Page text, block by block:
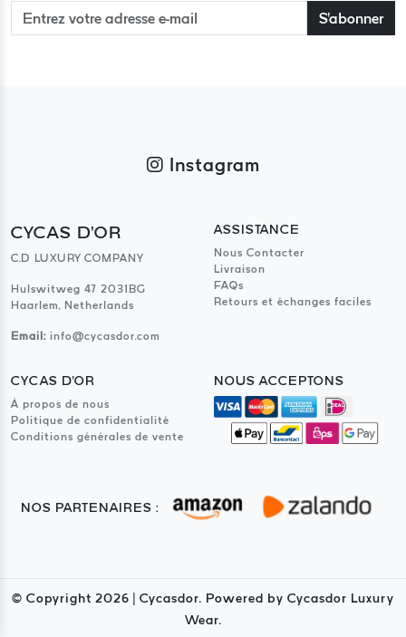
S'abonner
Instagram
CYCAS D'OR
C.D LUXURY COMPANY
Hulswitweg 47 2031BG
Haarlem, Netherlands
Email: info@cycasdor.com
ASSISTANCE
Nous Contacter
Livraison
FAQs
Retours et échanges faciles
CYCAS D'OR
À propos de nous
Politique de confidentialité
Conditions générales de vente
NOUS ACCEPTONS
NOS PARTENAIRES :
© Copyright 2026 | Cycasdor. Powered by Cycasdor Luxury
Wear.